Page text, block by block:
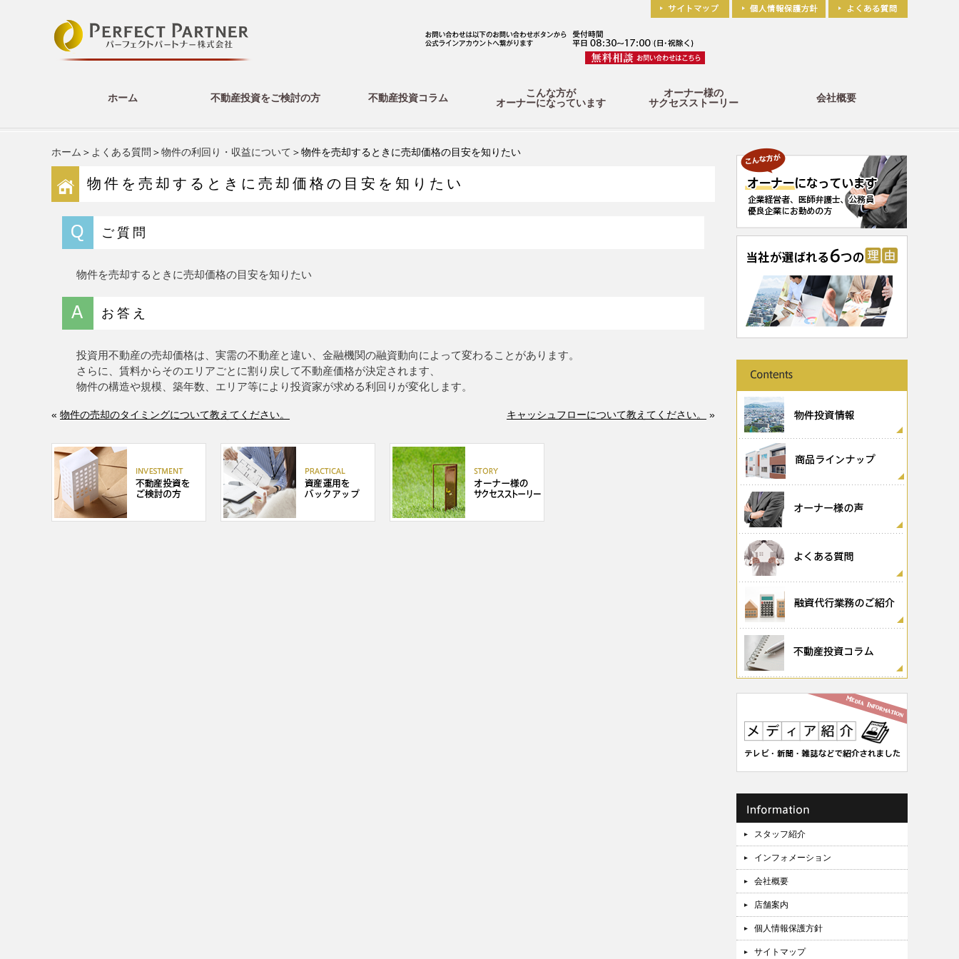
ホーム 不動産投資をご検討の方 不動産投資コラム
こんな方が
オーナーになっています
オーナー様の
サクセスストーリー
会社概要
ホーム ＞ よくある質問 ＞物件の利回り・収益について ＞物件を売却するときに売却価格の目安を知りたい
物件を売却するときに売却価格の目安を知りたい
ご質問
物件を売却するときに売却価格の目安を知りたい
お答え
投資用不動産の売却価格は、実需の不動産と違い、金融機関の融資動向によって変わることがあります。
さらに、賃料からそのエリアごとに割り戻して不動産価格が決定されます、
物件の構造や規模、築年数、エリア等により投資家が求める利回りが変化します。
« 物件の売却のタイミングについて教えてください。 キャッシュフローについて教えてください。 »
スタッフ紹介
インフォメーション
会社概要
店舗案内
個人情報保護方針
サイトマップ